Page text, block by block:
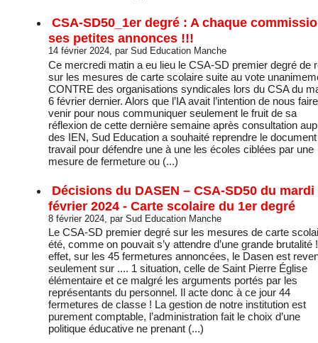
CSA-SD50_1er degré : A chaque
ses petites annonces !!!
14 février 2024, par Sud Education Manche
Ce mercredi matin a eu lieu le CSA-SD premier degré de
sur les mesures de carte scolaire suite au vote
CONTRE des organisations syndicales lors du CSA du
6 février dernier. Alors que l’IA avait l’intention de nous faire
venir pour nous communiquer seulement le fruit de sa
réflexion de cette dernière semaine après consultation
des IEN, Sud Education a souhaité reprendre le
travail pour défendre une à une les écoles ciblées par une
mesure de fermeture ou (...)
Décisions du DASEN – CSA-SD50 du mardi
février 2024 - Carte scolaire du 1er degré
8 février 2024, par Sud Education Manche
Le CSA-SD premier degré sur les mesures de carte
été, comme on pouvait s’y attendre d’une grande brutalité
effet, sur les 45 fermetures annoncées, le Dasen est
seulement sur .... 1 situation, celle de Saint Pierre Église
élémentaire et ce malgré les arguments portés par les
représentants du personnel. Il acte donc à ce jour 44
fermetures de classe ! La gestion de notre institution est
purement comptable, l’administration fait le choix d’une
politique éducative ne prenant (...)